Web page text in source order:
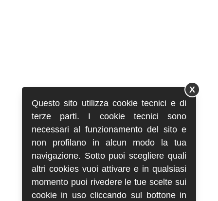
Questo sito utilizza cookie tecnici e di
terze parti. I cookie tecnici sono
necessari al funzionamento del sito e
non profilano in alcun modo la tua
navigazione. Sotto puoi scegliere quali
altri cookies vuoi attivare e in qualsiasi
momento puoi rivedere le tue scelte sui
cookie in uso cliccando sul bottone in
X